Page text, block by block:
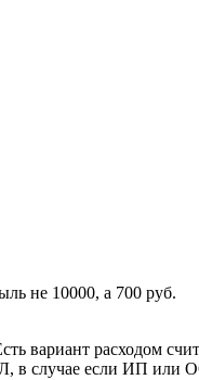
не 10000, а 700 руб.
вариант расходом
случае если ИП или